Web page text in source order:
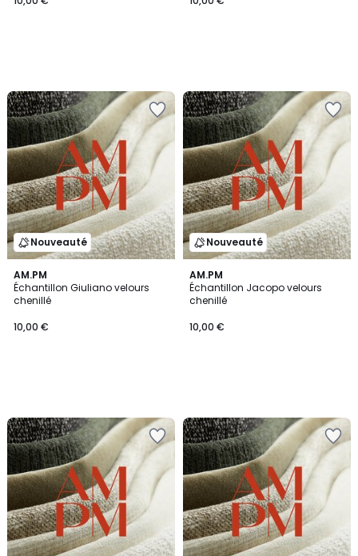
Nouveauté
AM.PM
Échantillon Giuliano velours
chenillé
10,00 €
Nouveauté
AM.PM
Échantillon Jacopo velours
chenillé
10,00 €